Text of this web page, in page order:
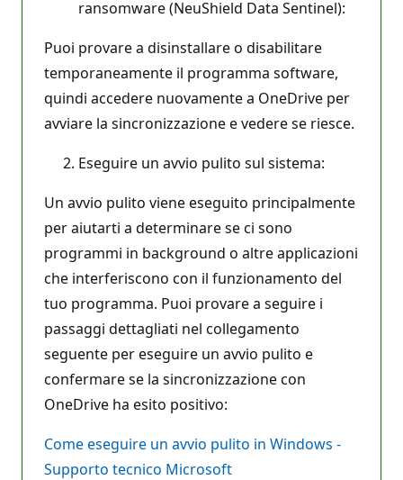
ransomware (NeuShield Data Sentinel):
Puoi provare a disinstallare o disabilitare
temporaneamente il programma software,
quindi accedere nuovamente a OneDrive per
avviare la sincronizzazione e vedere se riesce.
Eseguire un avvio pulito sul sistema:
Un avvio pulito viene eseguito principalmente
per aiutarti a determinare se ci sono
programmi in background o altre applicazioni
che interferiscono con il funzionamento del
tuo programma. Puoi provare a seguire i
passaggi dettagliati nel collegamento
seguente per eseguire un avvio pulito e
confermare se la sincronizzazione con
OneDrive ha esito positivo:
Come eseguire un avvio pulito in Windows -
Supporto tecnico Microsoft